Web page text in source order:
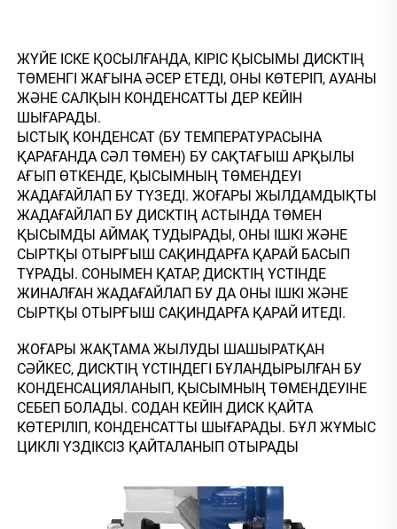
ЖҮЙЕ ІСКЕ ҚОСЫЛҒАНДА, КІРІС ҚЫСЫМЫ ДИСКТІҢ
ТӨМЕНГІ ЖАҒЫНА ӘСЕР ЕТЕДІ, ОНЫ КӨТЕРІП, АУАНЫ
ЖӘНЕ САЛҚЫН КОНДЕНСАТТЫ ДЕР КЕЙІН
ШЫҒАРАДЫ.
ЫСТЫҚ КОНДЕНСАТ (БУ ТЕМПЕРАТУРАСЫНА
ҚАРАҒАНДА СӘЛ ТӨМЕН) БУ САҚТАҒЫШ АРҚЫЛЫ
АҒЫП ӨТКЕНДЕ, ҚЫСЫМНЫҢ ТӨМЕНДЕУІ
ЖАДАҒАЙЛАП БУ ТҮЗЕДІ. ЖОҒАРЫ ЖЫЛДАМДЫҚТЫ
ЖАДАҒАЙЛАП БУ ДИСКТІҢ АСТЫНДА ТӨМЕН
ҚЫСЫМДЫ АЙМАҚ ТУДЫРАДЫ, ОНЫ ІШКІ ЖӘНЕ
СЫРТҚЫ ОТЫРҒЫШ САҚИНДАРҒА ҚАРАЙ БАСЫП
ТҰРАДЫ. СОНЫМЕН ҚАТАР, ДИСКТІҢ ҮСТІНДЕ
ЖИНАЛҒАН ЖАДАҒАЙЛАП БУ ДА ОНЫ ІШКІ ЖӘНЕ
СЫРТҚЫ ОТЫРҒЫШ САҚИНДАРҒА ҚАРАЙ ИТЕДІ.
ЖОҒАРЫ ЖАҚТАМА ЖЫЛУДЫ ШАШЫРАТҚАН
СӘЙКЕС, ДИСКТІҢ ҮСТІНДЕГІ БҰЛАНДЫРЫЛҒАН БУ
КОНДЕНСАЦИЯЛАНЫП, ҚЫСЫМНЫҢ ТӨМЕНДЕУІНЕ
СЕБЕП БОЛАДЫ. СОДАН КЕЙІН ДИСК ҚАЙТА
КӨТЕРІЛІП, КОНДЕНСАТТЫ ШЫҒАРАДЫ. БҰЛ ЖҰМЫС
ЦИКЛІ ҮЗДІКСІЗ ҚАЙТАЛАНЫП ОТЫРАДЫ